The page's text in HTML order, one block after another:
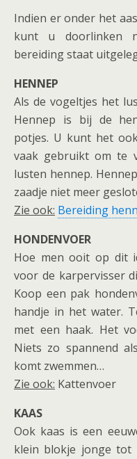
Indien er onder het
kunt u doorlinken
bereiding staat
HENNEP
Als de vogeltjes het
Hennep is bij de
potjes. U kunt het
vaak gebruikt om te
lusten hennep.
zaadje niet meer
Zie ook: Bereiding
HONDENVOER
Hoe men ooit op dit
voor de karpervisser
Koop een pak
handje in het water.
met een haak. Het
Niets zo spannend
komt zwemmen…
Zie ook: Kattenvoer
KAAS
Ook kaas is een
klein blokje jonge tot